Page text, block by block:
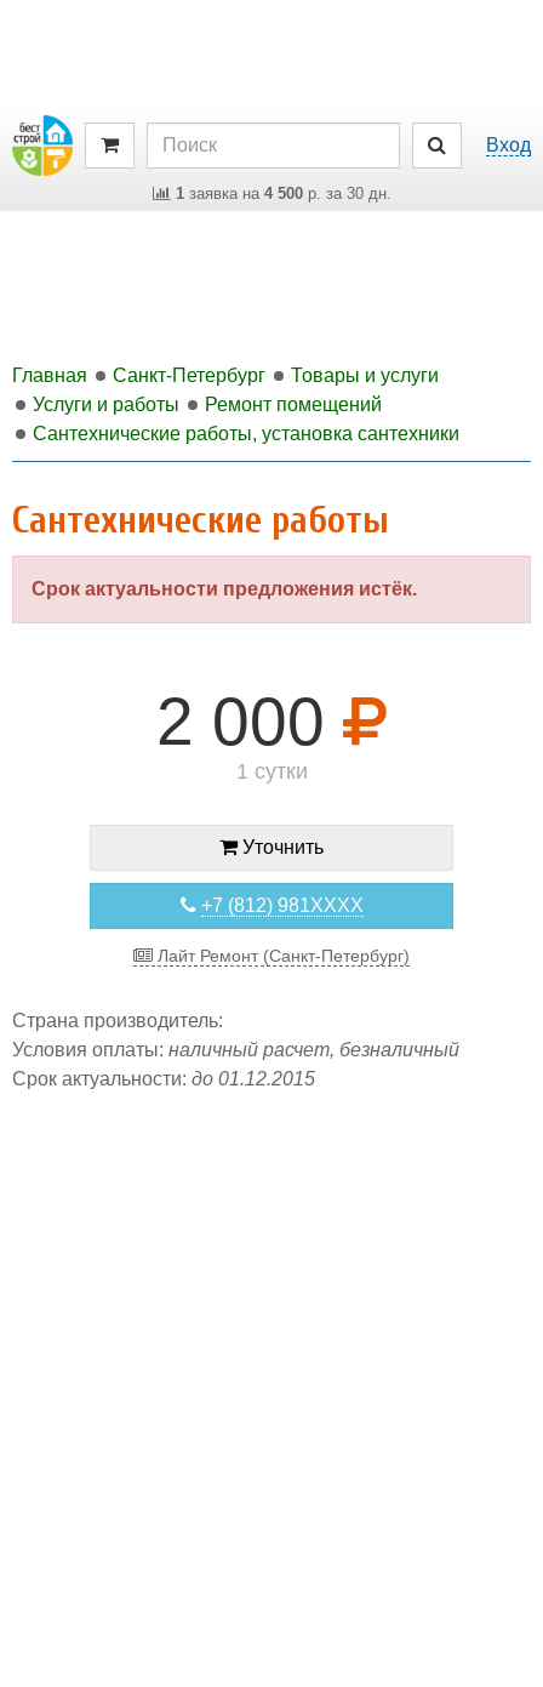
Вход
1заявка на 4 500р. за 30 дн.
Главная Санкт-Петербург
Товары и услуги
Услуги и работы
Ремонт помещений
Сантехнические работы, установка сантехники
Сантехнические работы
Срок актуальности предложения истёк.
2 000
1 сутки
Уточнить
+7 (812) 981XXXX
Лайт Ремонт (Санкт-Петербург)
Страна производитель:
Условия оплаты: наличный расчет, безналичный
Срок актуальности: до 01.12.2015